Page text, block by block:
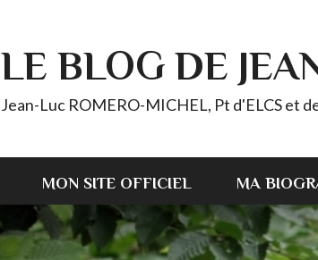
LE BLOG DE
Jean-Luc ROMERO-MICHEL, Pt d'ELCS et
MON SITE OFFICIEL MA